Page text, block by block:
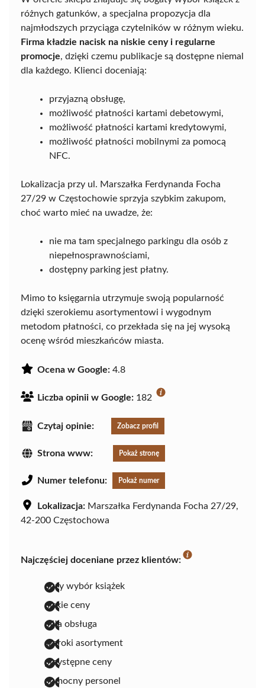
różnych gatunków, a specjalna propozycja dla
najmłodszych przyciąga czytelników w różnym wieku.
Firma kładzie nacisk na niskie ceny i regularne
promocje, dzięki czemu publikacje są dostępne niemal
dla każdego. Klienci doceniają:
przyjazną obsługę,
możliwość płatności kartami debetowymi,
możliwość płatności kartami kredytowymi,
możliwość płatności mobilnymi za pomocą
NFC.
Lokalizacja przy ul. Marszałka Ferdynanda Focha
27/29 w Częstochowie sprzyja szybkim zakupom,
choć warto mieć na uwadze, że:
nie ma tam specjalnego parkingu dla osób z
niepełnosprawnościami,
dostępny parking jest płatny.
Mimo to księgarnia utrzymuje swoją popularność
dzięki szerokiemu asortymentowi i wygodnym
metodom płatności, co przekłada się na jej wysoką
ocenę wśród mieszkańców miasta.
Ocena w Google: 4.8
Liczba opinii w Google: 182
Czytaj opinie: Zobacz profil
Strona www: Pokaż stronę
Numer telefonu: Pokaż numer
Lokalizacja: Marszałka Ferdynanda Focha 27/29,
42-200 Częstochowa
Najczęściej doceniane przez klientów:
duży wybór książek
niskie ceny
miła obsługa
szeroki asortyment
przystępne ceny
pomocny personel